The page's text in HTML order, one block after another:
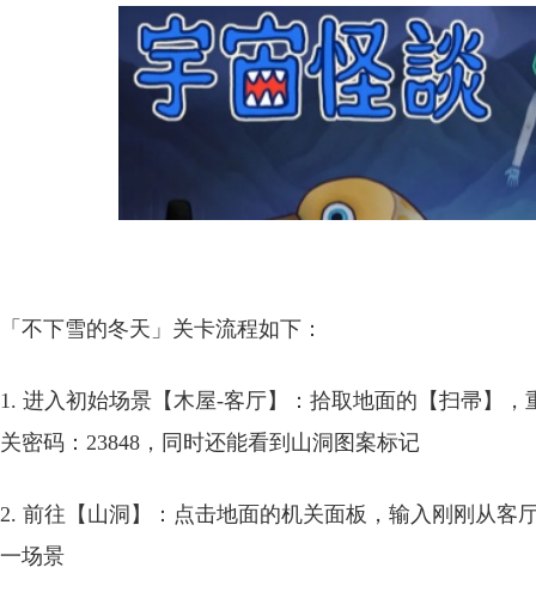
「不下雪的冬天」关卡流程如下：
1. 进入初始场景【木屋-客厅】：拾取地面的【扫帚】
关密码：23848，同时还能看到山洞图案标记
2. 前往【山洞】：点击地面的机关面板，输入刚刚从客
一场景